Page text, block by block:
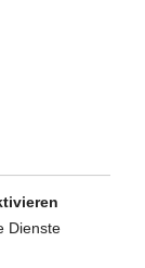
des
Dienste